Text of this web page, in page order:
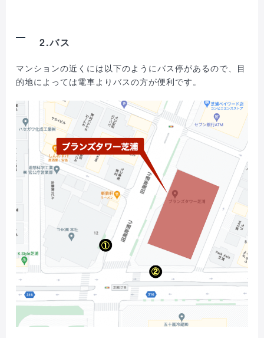
2.バス
マンションの近くには以下のようにバス停があるので、目
的地によっては電車よりバスの方が便利です。